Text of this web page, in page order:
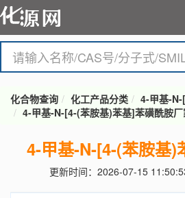
化合物查询 化工产品分类
4-甲基-
4-甲基-N-[4-(苯胺基)苯基]苯磺酰胺
4-甲基-N-[4-(苯胺基)
更新时间：2026-07-15